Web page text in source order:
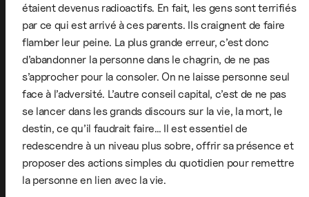
étaient devenus radioactifs. En fait, les gens sont terrifiés
par ce qui est arrivé à ces parents. Ils craignent de faire
flamber leur peine. La plus grande erreur, c’est donc
d’abandonner la personne dans le chagrin, de ne pas
s’approcher pour la consoler. On ne laisse personne seul
face à l’adversité. L’autre conseil capital, c’est de ne pas
se lancer dans les grands discours sur la vie, la mort, le
destin, ce qu’il faudrait faire… Il est essentiel de
redescendre à un niveau plus sobre, offrir sa présence et
proposer des actions simples du quotidien pour remettre
la personne en lien avec la vie.